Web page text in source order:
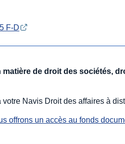
F-D
matière de droit des sociétés,
Navis Droit des affaires à
offrons un accès au fonds